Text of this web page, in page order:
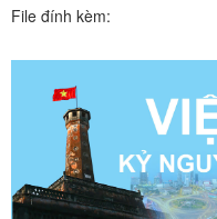
File đính kèm: